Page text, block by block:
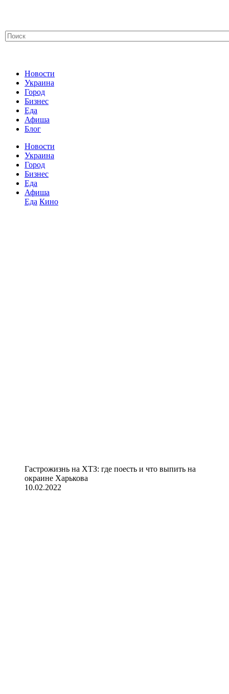
Новости
Украина
Город
Бизнес
Еда
Афиша
Блог
Новости
Украина
Город
Бизнес
Еда
Афиша
Еда Кино
Гастрожизнь на ХТЗ: где поесть и что выпить на
окраине Харькова
10.02.2022